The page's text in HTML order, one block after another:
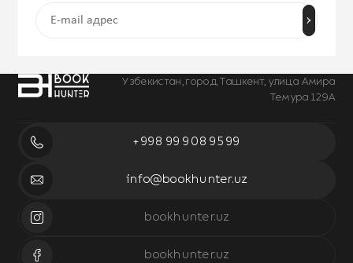
Узбекистан, город Ташкент, улица Амира
Темура 129А
+998 99 908 95 99
info@bookhunter.uz
bookhunter.uz
bookhunter.uz